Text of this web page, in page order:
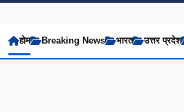
होम Breaking News भारत उत्तर प्रदेश